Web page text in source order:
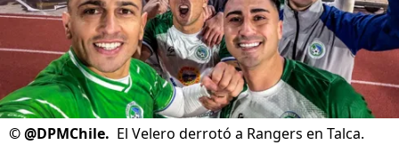
©@DPMChile. El Velero derrotó a Rangers en Talca.